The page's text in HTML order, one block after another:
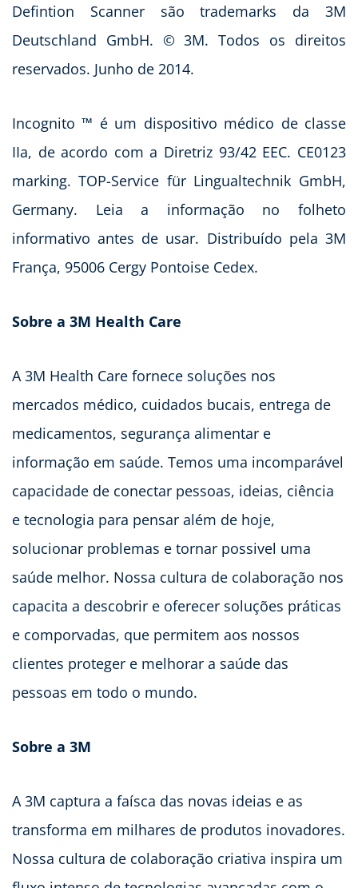
Defintion Scanner são trademarks da 3M
Deutschland GmbH. © 3M. Todos os direitos
reservados. Junho de 2014.
Incognito ™ é um dispositivo médico de classe
IIa, de acordo com a Diretriz 93/42 EEC. CE0123
marking. TOP-Service für Lingualtechnik GmbH,
Germany. Leia a informação no folheto
informativo antes de usar. Distribuído pela 3M
França, 95006 Cergy Pontoise Cedex.
Sobre a 3M Health Care
A 3M Health Care fornece soluções nos
mercados médico, cuidados bucais, entrega de
medicamentos, segurança alimentar e
informação em saúde. Temos uma incomparável
capacidade de conectar pessoas, ideias, ciência
e tecnologia para pensar além de hoje,
solucionar problemas e tornar possivel uma
saúde melhor. Nossa cultura de colaboração nos
capacita a descobrir e oferecer soluções práticas
e comporvadas, que permitem aos nossos
clientes proteger e melhorar a saúde das
pessoas em todo o mundo.
Sobre a 3M
A 3M captura a faísca das novas ideias e as
transforma em milhares de produtos inovadores.
Nossa cultura de colaboração criativa inspira um